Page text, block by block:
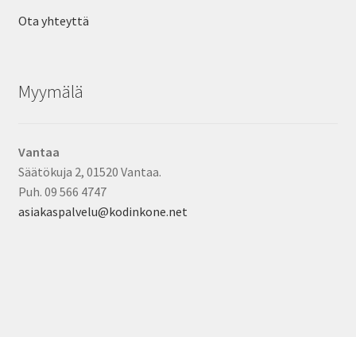
Ota yhteyttä
Myymälä
Vantaa
Säätökuja 2, 01520 Vantaa.
Puh. 09 566 4747
asiakaspalvelu@kodinkone.net